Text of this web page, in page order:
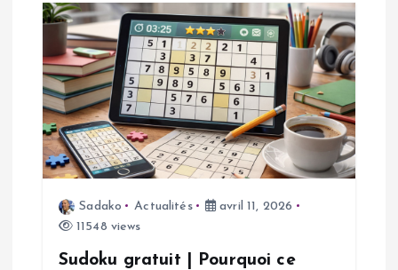
o
n
d
e
Sadako Actualités
avril 11, 2026
11548 views
Sudoku gratuit | Pourquoi ce